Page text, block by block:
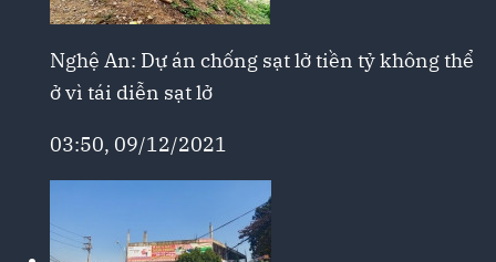
Nghệ An: Dự án chống sạt lở tiền tỷ không thể
ở vì tái diễn sạt lở
03:50, 09/12/2021